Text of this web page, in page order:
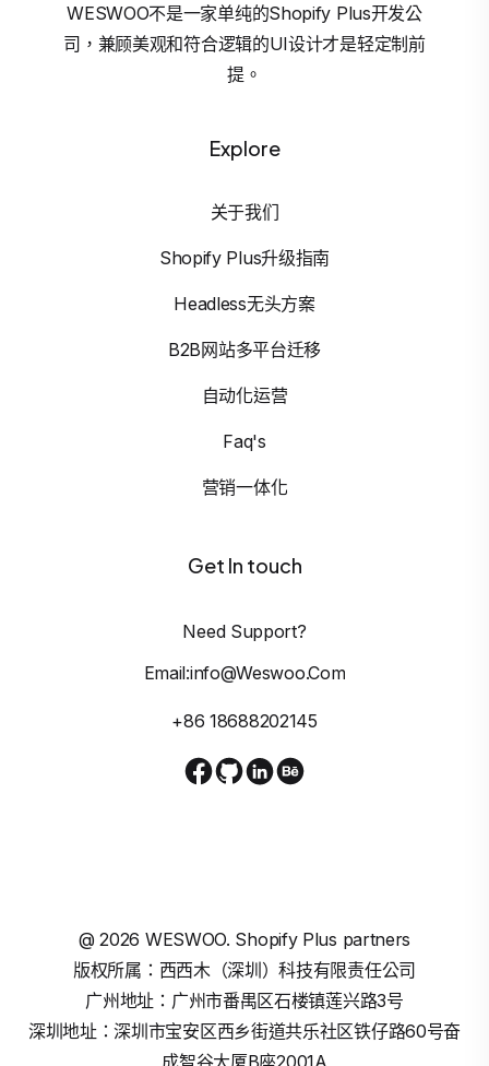
WESWOO不是一家单纯的Shopify Plus开发公
司，兼顾美观和符合逻辑的UI设计才是轻定制前
提。
Explore
关于我们
Shopify Plus升级指南
Headless无头方案
B2B网站多平台迁移
自动化运营
Faq's
营销一体化
Get In touch
Need Support?
Email:info@weswoo.com
+86 18688202145
@2026 WESWOO. Shopify Plus partners
版权所属：西西木（深圳）科技有限责任公司
广州地址：广州市番禺区石楼镇莲兴路3号
深圳地址：深圳市宝安区西乡街道共乐社区铁仔路60号奋
成智谷大厦B座2001A